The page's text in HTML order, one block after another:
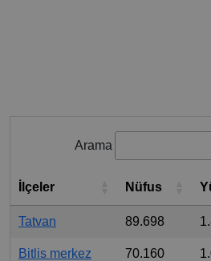
Arama
İlçeler Nüfus
Tatvan 89.698
Bitlis merkez 70.160